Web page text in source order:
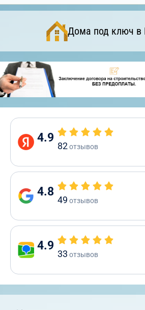
Дома под ключ в
4.9
82отзывов
4.8
49 отзывов
4.9
33 отзывов